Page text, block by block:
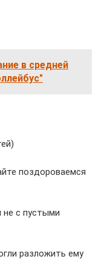
в средней
поздороваемся
с пустыми
разложить ему